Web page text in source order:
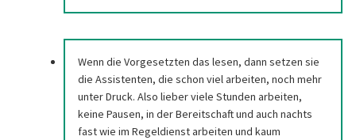
Wenn die Vorgesetzten das lesen, dann setzen sie
die Assistenten, die schon viel arbeiten, noch mehr
unter Druck. Also lieber viele Stunden arbeiten,
keine Pausen, in der Bereitschaft und auch nachts
fast wie im Regeldienst arbeiten und kaum